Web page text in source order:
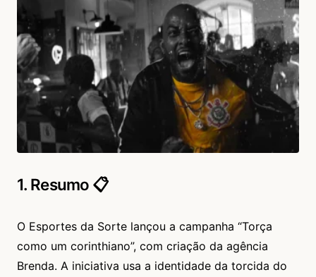
1. Resumo 📋
O Esportes da Sorte lançou a campanha “Torça
como um corinthiano”, com criação da agência
Brenda. A iniciativa usa a identidade da torcida do